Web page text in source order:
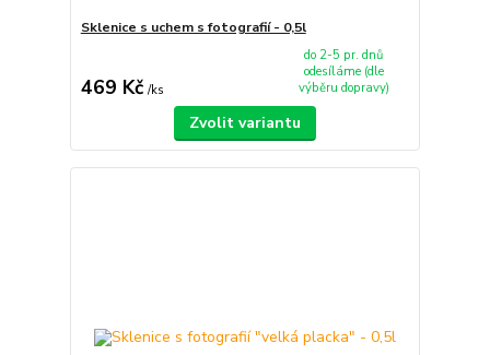
Sklenice s uchem s fotografií - 0,5l
469 Kč /ks
do 2-5 pr. dnů
odesíláme (dle
výběru dopravy)
Zvolit variantu